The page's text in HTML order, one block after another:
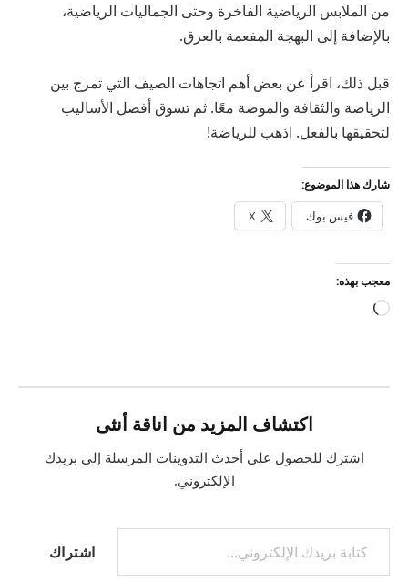
من الملابس الرياضية الفاخرة وحتى الجماليات الرياضية،
بالإضافة إلى البهجة المفعمة بالعرق.
قبل ذلك، اقرأ عن بعض أهم اتجاهات الصيف التي تمزج بين
الرياضة والثقافة والموضة معًا. ثم تسوق أفضل الأساليب
لتحقيقها بالفعل. اذهب للرياضة!
شارك هذا الموضوع:
فيس بوك X
معجب بهذه:
جاري
اكتشاف المزيد من اناقة أنثى
اشترك للحصول على أحدث التدوينات المرسلة إلى بريدك
الإلكتروني.
كتابة بريدك الإلكتروني...
اشتراك